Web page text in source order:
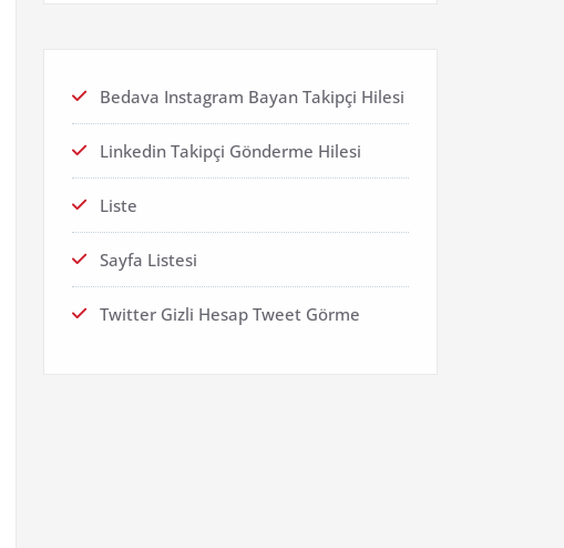
Bedava Instagram Bayan Takipçi Hilesi
Linkedin Takipçi Gönderme Hilesi
Liste
Sayfa Listesi
Twitter Gizli Hesap Tweet Görme